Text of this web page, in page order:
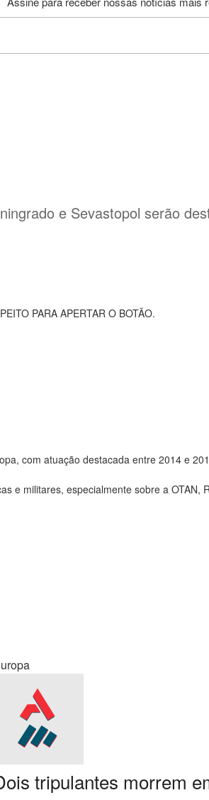
e Sevastopol serão
PARA APERTAR O BOTÃO.
com atuação destacada entre 2014 e
e militares, especialmente sobre a OTAN,
tripulantes morrem